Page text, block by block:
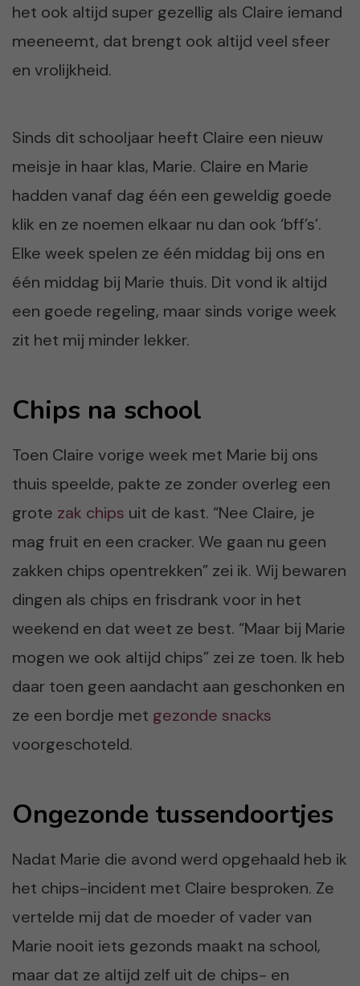
het ook altijd super gezellig als Claire iemand
meeneemt, dat brengt ook altijd veel sfeer
en vrolijkheid.
Sinds dit schooljaar heeft Claire een nieuw
meisje in haar klas, Marie. Claire en Marie
hadden vanaf dag één een geweldig goede
klik en ze noemen elkaar nu dan ook ‘bff’s’.
Elke week spelen ze één middag bij ons en
één middag bij Marie thuis. Dit vond ik altijd
een goede regeling, maar sinds vorige week
zit het mij minder lekker.
Chips na school
Toen Claire vorige week met Marie bij ons
thuis speelde, pakte ze zonder overleg een
grote zak chips uit de kast. “Nee Claire, je
mag fruit en een cracker. We gaan nu geen
zakken chips opentrekken” zei ik. Wij bewaren
dingen als chips en frisdrank voor in het
weekend en dat weet ze best. “Maar bij Marie
mogen we ook altijd chips” zei ze toen. Ik heb
daar toen geen aandacht aan geschonken en
ze een bordje met gezonde snacks
voorgeschoteld.
Ongezonde tussendoortjes
Nadat Marie die avond werd opgehaald heb ik
het chips-incident met Claire besproken. Ze
vertelde mij dat de moeder of vader van
Marie nooit iets gezonds maakt na school,
maar dat ze altijd zelf uit de chips- en